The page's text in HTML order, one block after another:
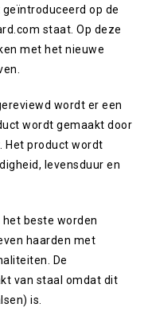
op de
staat. Op deze
met het nieuwe
wordt er een
wordt gemaakt door
Het product wordt
levensduur en
beste worden
haarden met
De
van staal omdat dit
is.